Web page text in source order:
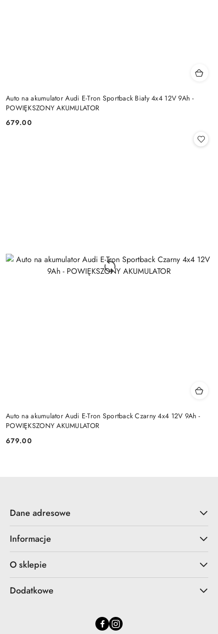
Auto na akumulator Audi E-Tron Sportback Biały 4x4 12V 9Ah -
POWIĘKSZONY AKUMULATOR
Cena:
679.00
Auto na akumulator Audi E-Tron Sportback Czarny 4x4 12V 9Ah -
POWIĘKSZONY AKUMULATOR
Cena:
679.00
Dane adresowe
Informacje
O sklepie
Dodatkowe